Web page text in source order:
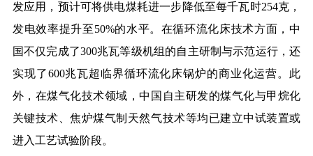
发应用，预计可将供电煤耗进一步降低至每千瓦时254克，
发电效率提升至50%的水平。在循环流化床技术方面，中
国不仅完成了300兆瓦等级机组的自主研制与示范运行，还
实现了600兆瓦超临界循环流化床锅炉的商业化运营。此
外，在煤气化技术领域，中国自主研发的煤气化与甲烷化
关键技术、焦炉煤气制天然气技术等均已建立中试装置或
进入工艺试验阶段。